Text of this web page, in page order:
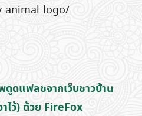
animal-logo/
ดแฟลชจากเว็บชาวบ้าน
ไว้) ด้วย FireFox